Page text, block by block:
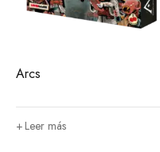
Arcs
Leer más